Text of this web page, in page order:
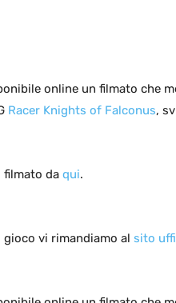
online un filmato che
Racer Knights of Falconus,
filmato da qui.
gioco vi rimandiamo al sito